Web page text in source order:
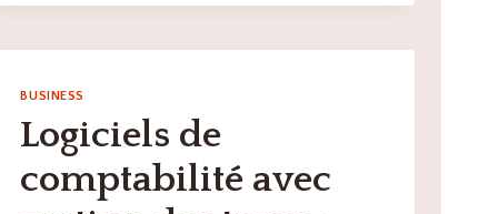
MEILLEURS
LOGICIELS
ET
OUTILS
BUSINESS
Logiciels de
comptabilité avec